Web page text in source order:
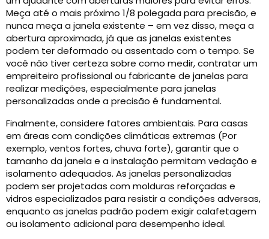
Meça até o mais próximo 1/8 polegada para precisão, e
nunca meça a janela existente – em vez disso, meça a
abertura aproximada, já que as janelas existentes
podem ter deformado ou assentado com o tempo. Se
você não tiver certeza sobre como medir, contratar um
empreiteiro profissional ou fabricante de janelas para
realizar medições, especialmente para janelas
personalizadas onde a precisão é fundamental.
Finalmente, considere fatores ambientais. Para casas
em áreas com condições climáticas extremas (Por
exemplo, ventos fortes, chuva forte), garantir que o
tamanho da janela e a instalação permitam vedação e
isolamento adequados. As janelas personalizadas
podem ser projetadas com molduras reforçadas e
vidros especializados para resistir a condições adversas,
enquanto as janelas padrão podem exigir calafetagem
ou isolamento adicional para desempenho ideal.